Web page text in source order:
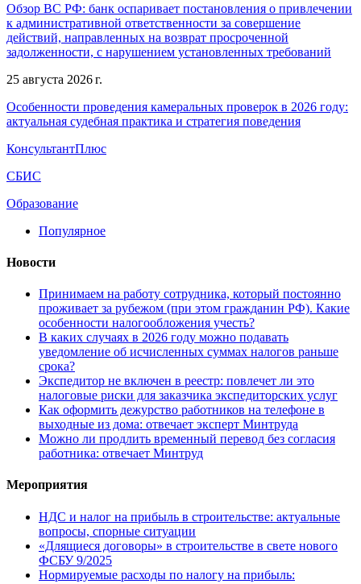
Обзор ВС РФ: банк оспаривает постановления о привлечении
к административной ответственности за совершение
действий, направленных на возврат просроченной
задолженности, с нарушением установленных требований
25 августа 2026 г.
Особенности проведения камеральных проверок в 2026 году:
актуальная судебная практика и стратегия поведения
КонсультантПлюс
СБИС
Образование
Популярное
Новости
Принимаем на работу сотрудника, который постоянно
проживает за рубежом (при этом гражданин РФ). Какие
особенности налогообложения учесть?
В каких случаях в 2026 году можно подавать
уведомление об исчисленных суммах налогов раньше
срока?
Экспедитор не включен в реестр: повлечет ли это
налоговые риски для заказчика экспедиторских услуг
Как оформить дежурство работников на телефоне в
выходные из дома: отвечает эксперт Минтруда
Можно ли продлить временный перевод без согласия
работника: отвечает Минтруд
Мероприятия
НДС и налог на прибыль в строительстве: актуальные
вопросы, спорные ситуации
«Длящиеся договоры» в строительстве в свете нового
ФСБУ 9/2025
Нормируемые расходы по налогу на прибыль: